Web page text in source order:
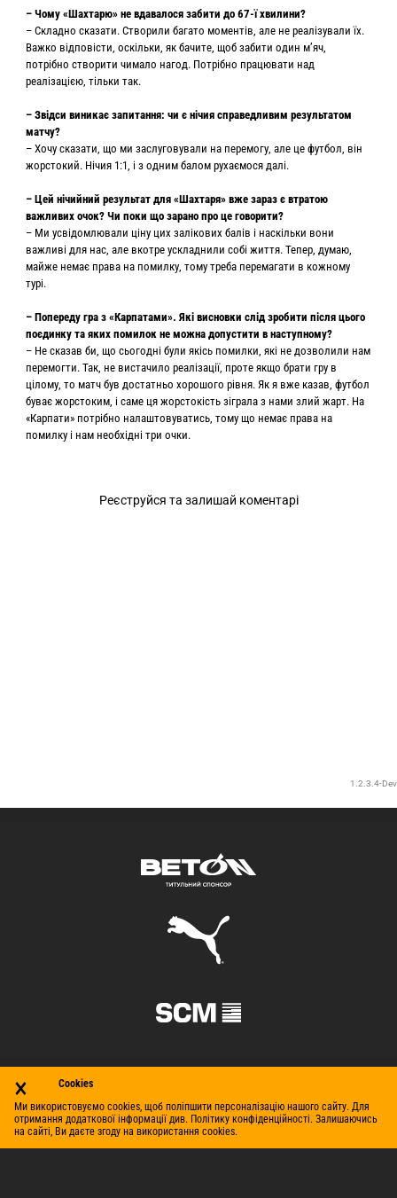
– Чому «Шахтарю» не вдавалося забити до 67-ї хвилини?
– Складно сказати. Створили багато моментів, але не реалізували їх.
Важко відповісти, оскільки, як бачите, щоб забити один м’яч,
потрібно створити чимало нагод. Потрібно працювати над
реалізацією, тільки так.
– Звідси виникає запитання: чи є нічия справедливим результатом
матчу?
– Хочу сказати, що ми заслуговували на перемогу, але це футбол, він
жорстокий. Нічия 1:1, і з одним балом рухаємося далі.
– Цей нічийний результат для «Шахтаря» вже зараз є втратою
важливих очок? Чи поки що зарано про це говорити?
– Ми усвідомлювали ціну цих залікових балів і наскільки вони
важливі для нас, але вкотре ускладнили собі життя. Тепер, думаю,
майже немає права на помилку, тому треба перемагати в кожному
турі.
– Попереду гра з «Карпатами». Які висновки слід зробити після цього
поєдинку та яких помилок не можна допустити в наступному?
– Не сказав би, що сьогодні були якісь помилки, які не дозволили нам
перемогти. Так, не вистачило реалізації, проте якщо брати гру в
цілому, то матч був достатньо хорошого рівня. Як я вже казав, футбол
буває жорстоким, і саме ця жорстокість зіграла з нами злий жарт. На
«Карпати» потрібно налаштовуватись, тому що немає права на
помилку і нам необхідні три очки.
×
Cookies
Ми використовуємо cookies, щоб поліпшити персоналізацію нашого сайту. Для
отримання додаткової інформації див. Політику конфіденційності. Залишаючись
на сайті, Ви даєте згоду на використання cookies.